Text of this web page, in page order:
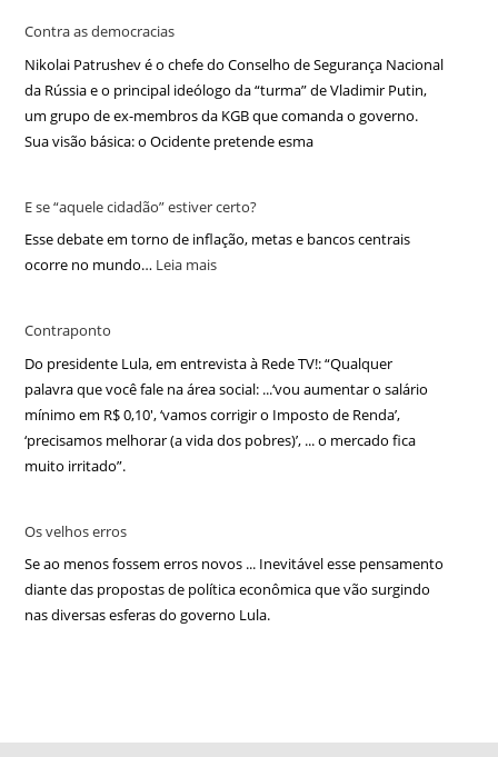
Contra as democracias
Nikolai Patrushev é o chefe do Conselho de Segurança Nacional
da Rússia e o principal ideólogo da “turma” de Vladimir Putin,
um grupo de ex-membros da KGB que comanda o governo.
Sua visão básica: o Ocidente pretende esma
E se “aquele cidadão” estiver certo?
Esse debate em torno de inflação, metas e bancos centrais
ocorre no mundo… Leia mais
Contraponto
Do presidente Lula, em entrevista à Rede TV!: “Qualquer
palavra que você fale na área social: ...‘vou aumentar o salário
mínimo em R$ 0,10′, ‘vamos corrigir o Imposto de Renda’,
‘precisamos melhorar (a vida dos pobres)’, ... o mercado fica
muito irritado”.
Os velhos erros
Se ao menos fossem erros novos ... Inevitável esse pensamento
diante das propostas de política econômica que vão surgindo
nas diversas esferas do governo Lula.